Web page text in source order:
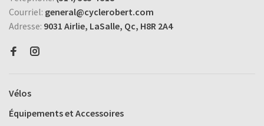
Courriel: general@cyclerobert.com
Adresse: 9031 Airlie, LaSalle, Qc, H8R 2A4
Vélos
Équipements et Accessoires